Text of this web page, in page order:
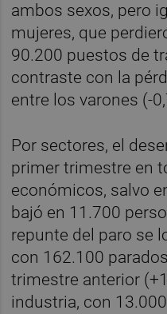
ambos sexos, pero
mujeres, que
90.200 puestos de
contraste con la
entre los varones (-
Por sectores, el
primer trimestre en
económicos, salvo
bajó en 11.700
repunte del paro se
con 162.100
trimestre anterior
industria, con